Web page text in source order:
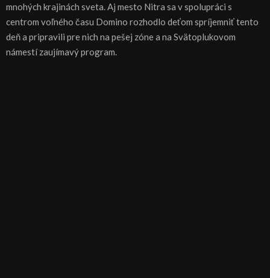
mnohých krajinách sveta. Aj mesto Nitra sa v spolupráci s
centrom voľného času Domino rozhodlo deťom spríjemniť tento
deň a pripravili pre nich na pešej zóne a na Svätoplukovom
námestí zaujímavý program.